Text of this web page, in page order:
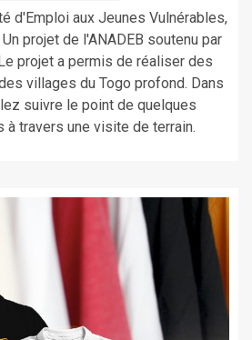
d'Emploi aux Jeunes Vulnérables,
projet de l'ANADEB soutenu par
projet a permis de réaliser des
villages du Togo profond. Dans
suivre le point de quelques
travers une visite de terrain.